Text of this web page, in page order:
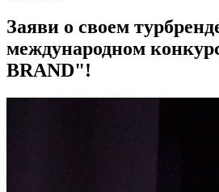
Заяви о своем
международном
BRAND"!